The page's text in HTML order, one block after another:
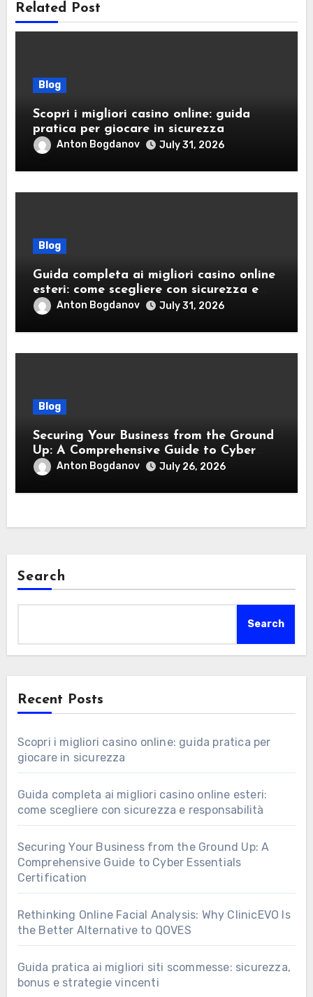
Related Post
Blog
Scopri i migliori casino online: guida
pratica per giocare in sicurezza
Anton Bogdanov July 31, 2026
Blog
Guida completa ai migliori casino online
esteri: come scegliere con sicurezza e
responsabilità
Anton Bogdanov July 31, 2026
Blog
Securing Your Business from the Ground
Up: A Comprehensive Guide to Cyber
Essentials Certification
Anton Bogdanov July 26, 2026
Search
Search
Recent Posts
Scopri i migliori casino online: guida pratica per
giocare in sicurezza
Guida completa ai migliori casino online esteri:
come scegliere con sicurezza e responsabilità
Securing Your Business from the Ground Up: A
Comprehensive Guide to Cyber Essentials
Certification
Rethinking Online Facial Analysis: Why ClinicEVO Is
the Better Alternative to QOVES
Guida pratica ai migliori siti scommesse: sicurezza,
bonus e strategie vincenti